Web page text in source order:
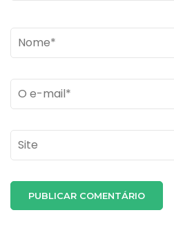
Name*
Email *
Site